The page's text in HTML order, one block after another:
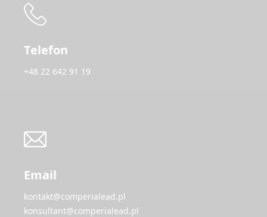
Telefon
+48 22 642 91 19
Email
kontakt@comperialead.pl
konsultant@comperialead.pl